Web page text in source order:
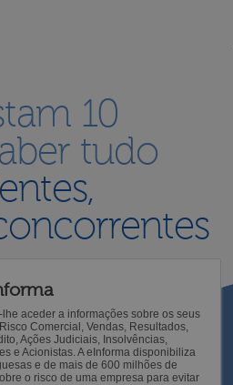
10
tudo
aceder a informações sobre os seus
Comercial, Vendas, Resultados,
Ações Judiciais, Insolvências,
e Acionistas. A eInforma disponibiliza
e de mais de 600 milhões de
o risco de uma empresa para evitar